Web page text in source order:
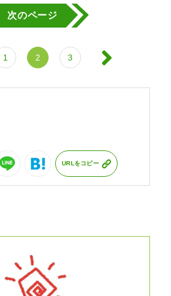
次のページ
1 2 3
URLをコピー